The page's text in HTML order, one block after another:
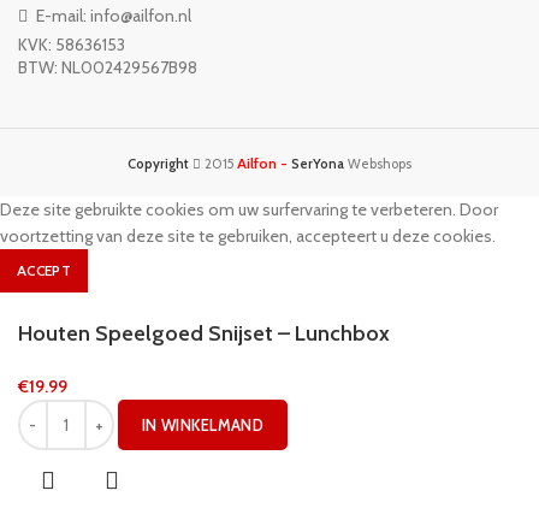
E-mail: info@ailfon.nl
KVK: 58636153
BTW: NL002429567B98
Copyright 2015 Ailfon - SerYona Webshops
Deze site gebruikte cookies om uw surfervaring te verbeteren. Door
voortzetting van deze site te gebruiken, accepteert u deze cookies.
ACCEPT
Houten Speelgoed Snijset – Lunchbox
€19.99
IN WINKELMAND